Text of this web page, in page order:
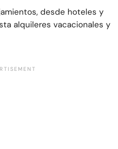
desde hoteles y
alquileres vacacionales y